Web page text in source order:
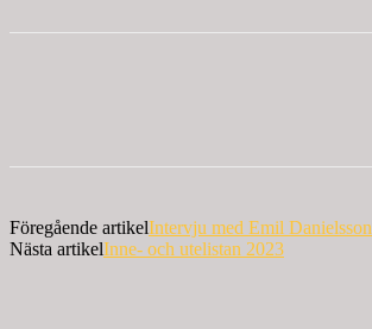
Föregående artikelIntervju med Emil Danielsson
Nästa artikelInne- och utelistan 2023